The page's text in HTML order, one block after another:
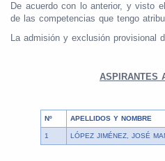
De acuerdo con lo anterior, y visto
de las competencias que tengo
La admisión y exclusión provisional
ASPIRANTES
Nº APELLIDOS Y NOMBRE
1 LÓPEZ JIMÉNEZ, JOSÉ